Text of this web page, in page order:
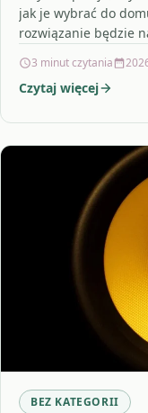
jak je wybrać do
rozwiązanie będzie
3 minut czytania
Czytaj więcej
BEZ KATEGORII